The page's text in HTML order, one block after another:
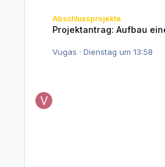
Abschlussprojekte
Projektantrag: Aufbau
Vugas · Dienstag um 13:58